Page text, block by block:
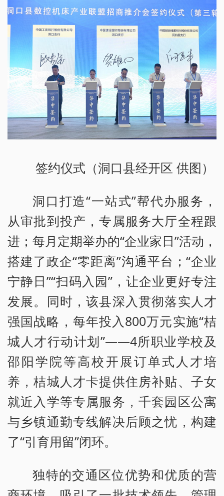
签约仪式（洞口县经开区 供图）
洞口打造“一站式”帮代办服务，
从审批到投产，专属服务大厅全程跟
进；每月定期举办的“企业家日”活动，
搭建了政企“零距离”沟通平台；“企业
宁静日”“扫码入园”，让企业更好专注
发展。同时，该县深入贯彻落实人才
强国战略，每年投入800万元实施“桔
城人才行动计划”——4所职业学校及
邵阳学院等高校开展订单式人才培
养，桔城人才卡提供住房补贴、子女
就近入学等专属服务，千套园区公寓
与乡镇通勤专线解决后顾之忧，构建
了“引育用留”闭环。
独特的交通区位优势和优质的营